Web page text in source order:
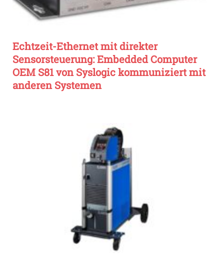
Echtzeit-Ethernet mit direkter
Sensorsteuerung: Embedded Computer
OEM S81 von Syslogic kommuniziert mit
anderen Systemen